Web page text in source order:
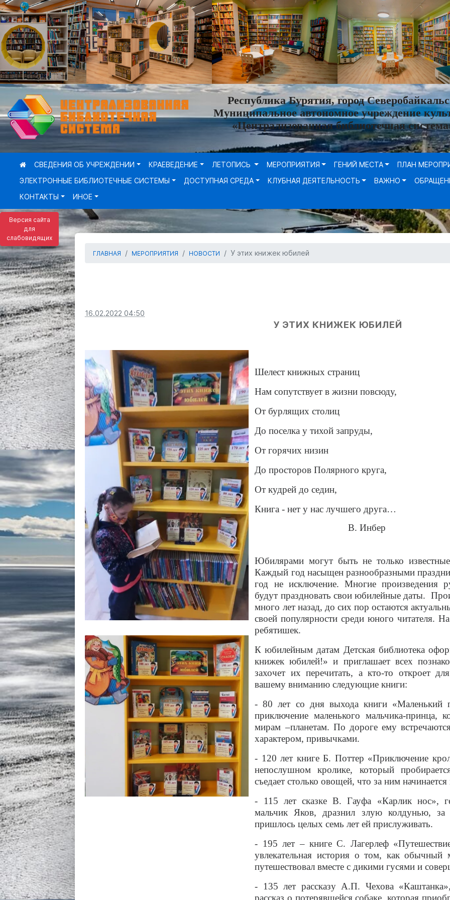
Версия сайта
для
слабовидящих
Республика Бурятия, город
Муниципальное автономное учреждение
«Централизованная библиотечная
СВЕДЕНИЯ ОБ УЧРЕЖДЕНИИ КРАЕВЕДЕНИЕ ЛЕТОПИСЬ МЕРОПРИЯТИЯ ГЕНИЙ МЕСТА
ПЛАН
ЭЛЕКТРОННЫЕ БИБЛИОТЕЧНЫЕ СИСТЕМЫ
ДОСТУПНАЯ СРЕДА КЛУБНАЯ ДЕЯТЕЛЬНОСТЬ ВАЖНО
КОНТАКТЫ
ИНОЕ
ГЛАВНАЯ МЕРОПРИЯТИЯ НОВОСТИ У этих книжек юбилей
16.02.2022 04:50
У ЭТИХ КНИЖЕК ЮБИЛЕЙ
Шелест книжных страниц
Нам сопутствует в жизни повсюду,
От бурлящих столиц
До поселка у тихой запруды,
От горячих низин
До просторов Полярного круга,
От кудрей до седин,
Книга - нет у нас лучшего друга…
В. Инбер
Юбилярами могут быть не только
Каждый год насыщен разнообразными
год не исключение. Многие произведения
будут праздновать свои юбилейные даты.
много лет назад, до сих пор остаются
своей популярности среди юного читателя.
ребятишек.
К юбилейным датам Детская библиотека
книжек юбилей!» и приглашает всех
захочет их перечитать, а кто-то откроет
вашему вниманию следующие книги:
- 80 лет со дня выхода книги «Маленький
приключение маленького мальчика-принца,
мирам –планетам. По дороге ему
характером, привычками.
- 120 лет книге Б. Поттер «Приключение
непослушном кролике, который
съедает столько овощей, что за ним начинается
- 115 лет сказке В. Гауфа «Карлик нос»,
мальчик Яков, дразнил злую колдунью,
пришлось целых семь лет ей прислуживать.
- 195 лет – книге С. Лагерлеф
увлекательная история о том, как обычный
путешествовал вместе с дикими гусями и
- 135 лет рассказу А.П. Чехова
рассказ о потерявшейся собаке, которая